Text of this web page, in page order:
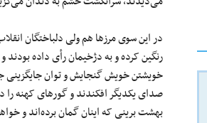
در این سوی مرزها هم ولی دلباختگان
رنگین کرده و به دژخیمان رأی داده
خویشتن خویش گنجایش و توان جایگزینی
صدای یکدیگر افکندند و گورهای کهنه را
بهشت برینی که اینان گمان برده‌اند و